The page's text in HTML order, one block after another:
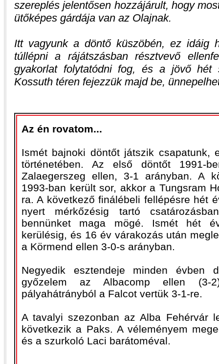
szereplés jelentősen hozzájárult, hogy
ütőképes gárdája van az Olajnak.
Itt vagyunk a döntő küszöbén, ez idáig
túllépni a rájátszásban résztvevő
gyakorlat folytatódni fog, és a jövő hét
Kossuth téren fejezzük majd be,
Az én rovatom...
Ismét bajnoki döntőt játszik
történetében. Az első döntőt 1991-
Zalaegerszeg ellen, 3-1 arányban. A
1993-ban került sor, akkor a Tungsram
ra. A következő finálébeli fellépésre hét
nyert mérkőzésig tartó
bennünket maga mögé. Ismét hét
kerülésig, és 16 év várakozás után
a Körmend ellen 3-0-s arányban.
Negyedik esztendeje minden évben
győzelem az Albacomp ellen (3-
pályahátrányból a Falcot vertük 3-1-re.
A tavalyi szezonban az Alba Fehérvár
következik a Paks. A véleményem
és a szurkoló Laci barátoméval.